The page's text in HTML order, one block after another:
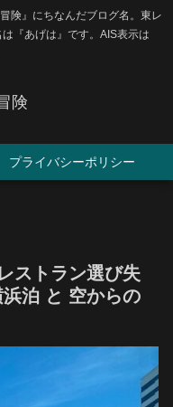
険』にちなんだブログ名。東レ
『あげは』です。AIS表示は
険
プライバシーポリシー
ストラン選び失
泊 と 空からの